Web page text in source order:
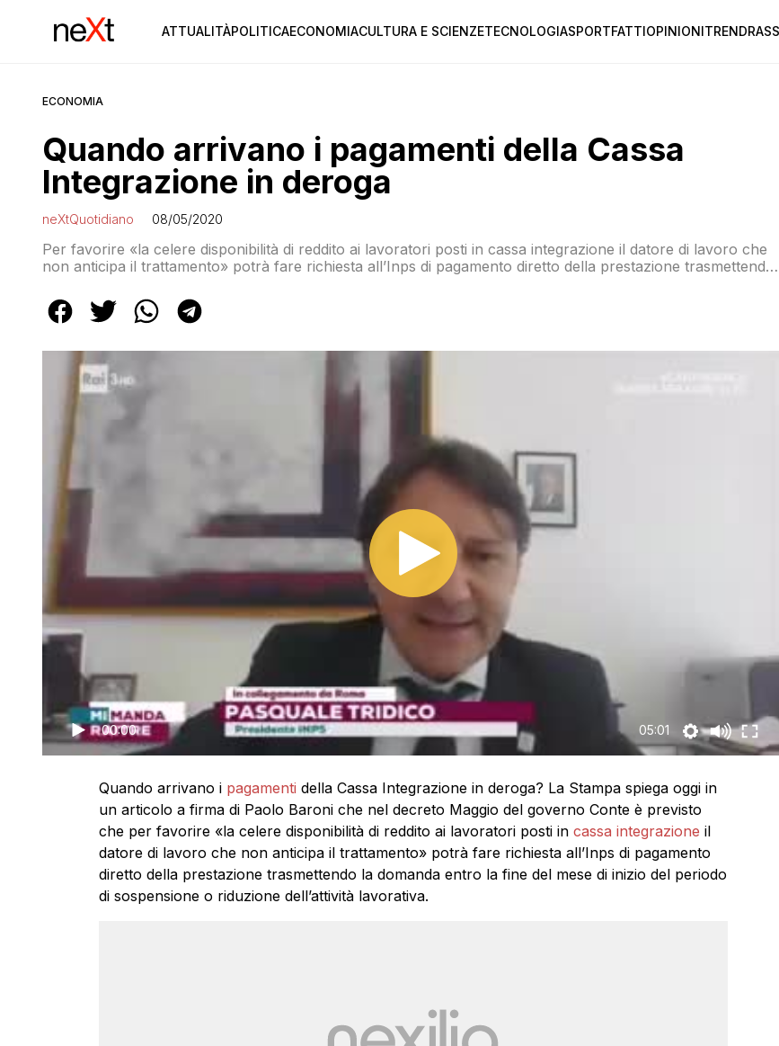
ATTUALITÀPOLITICAECONOMIACULTURA E SCIENZETECNOLOGIASPORTFATTIOPINIONITREND
ECONOMIA
Quando arrivano i pagamenti della Cassa
Integrazione in deroga
neXtQuotidiano 08/05/2020
Per favorire «la celere disponibilità di reddito ai lavoratori posti in cassa integrazione il datore di lavoro che
non anticipa il trattamento» potrà fare richiesta all’Inps di pagamento diretto della prestazione trasmettendo
00:00 05:01
Quando arrivano i pagamenti della Cassa Integrazione in deroga? La Stampa spiega oggi in
un articolo a firma di Paolo Baroni che nel decreto Maggio del governo Conte è previsto
che per favorire «la celere disponibilità di reddito ai lavoratori posti in cassa integrazione il
datore di lavoro che non anticipa il trattamento» potrà fare richiesta all’Inps di pagamento
diretto della prestazione trasmettendo la domanda entro la fine del mese di inizio del periodo
di sospensione o riduzione dell’attività lavorativa.